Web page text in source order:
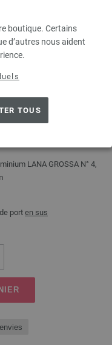
boutique. Certains
d’autres nous aident
TOUS
aluminium N°
LANA GROSSA N° 4,
porten sus